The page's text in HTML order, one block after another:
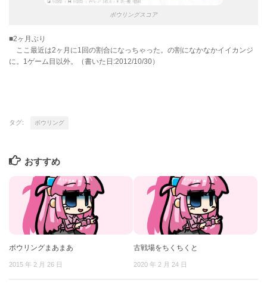
ボウリングスコア
■2ヶ月ぶり
ここ最近は2ヶ月に1回の割合になっちゃった。の割になかなかイイカンジ
に。1ゲーム目以外。（書いた日:2012/10/30）
タグ: ボウリング
おすすめ
ボウリングまあまあ
2015 年 2 月 26 日
古戦場をちくちくと
2020 年 2 月 24 日